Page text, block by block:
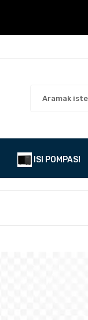
ISI POMPASI